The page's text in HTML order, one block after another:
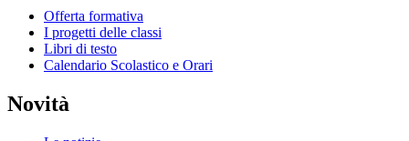
Offerta formativa
I progetti delle classi
Libri di testo
Calendario Scolastico e Orari
Novità